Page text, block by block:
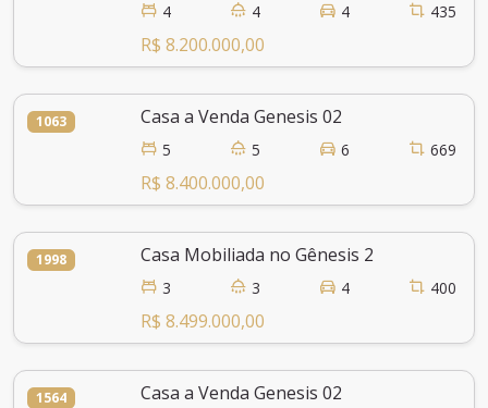
4 4 4 435
R$ 8.200.000,00
1063 Casa a Venda Genesis 02
5 5 6 669
R$ 8.400.000,00
1998 Casa Mobiliada no Gênesis 2
3 3 4 400
R$ 8.499.000,00
1564 Casa a Venda Genesis 02